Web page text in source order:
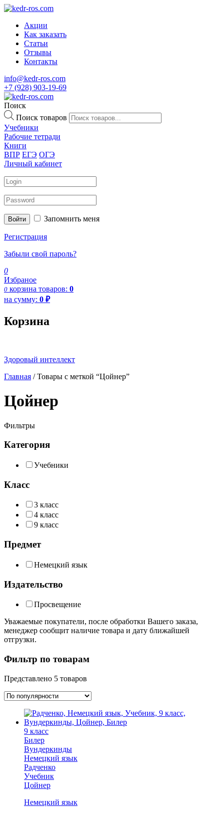
Акции
Как заказать
Статьи
Отзывы
Контакты
info@kedr-ros.com
+7 (928) 903-19-69
Поиск
Поиск товаров
Учебники
Рабочие тетради
Книги
ВПР ЕГЭ ОГЭ
Личный кабинет
Войти Запомнить меня
Регистрация
Забыли свой пароль?
0
Избраное
0 корзина товаров: 0
на сумму: 0 ₽
Корзина
Здоровый интеллект
Главная / Товары с меткой “Цойнер”
Цойнер
Фильтры
Категория
Учебники
Класс
3 класс
4 класс
9 класс
Предмет
Немецкий язык
Издательство
Просвещение
Уважаемые покупатели, после обработки Вашего заказа,
менеджер сообщит наличие товара и дату ближайшей
отгрузки.
Фильтр по товарам
Представлено 5 товаров
9 класс
Билер
Вундеркинды
Немецкий язык
Радченко
Учебник
Цойнер
Немецкий язык